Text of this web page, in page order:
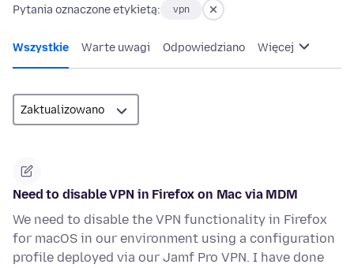
Pytania oznaczone etykietą: vpn
Wszystkie Warte uwagi Odpowiedziano Więcej
Need to disable VPN in Firefox on Mac via MDM
We need to disable the VPN functionality in Firefox
for macOS in our environment using a configuration
profile deployed via our Jamf Pro VPN. I have done